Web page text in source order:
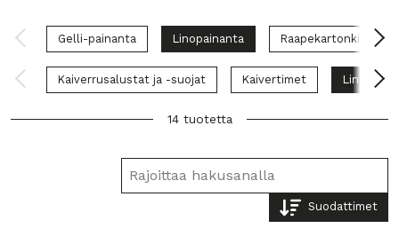
Gelli-painanta Linopainanta Raapekartonki
Kaiverrusalustat ja -suojat Kaivertimet Linolevyt
14 tuotetta
Suodattimet